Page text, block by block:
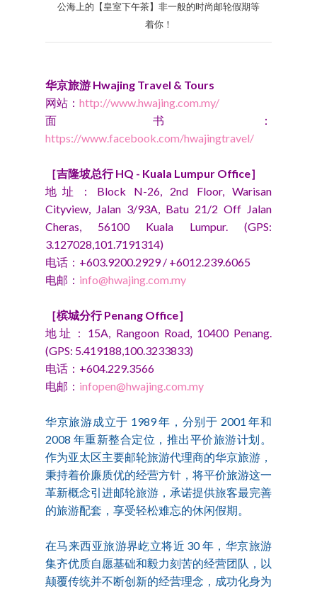
公海上的【皇室下午茶】非一般的时尚邮轮假期等
着你！
华京旅游 Hwajing Travel & Tours
网站： http://www.hwajing.com.my/
面书：
https://www.facebook.com/hwajingtravel/
［吉隆坡总行 HQ - Kuala Lumpur Office］
地址：Block N-26, 2nd Floor, Warisan
Cityview, Jalan 3/93A, Batu 21/2 Off Jalan
Cheras, 56100 Kuala Lumpur. (GPS:
3.127028,101.7191314)
电话：+603.9200.2929 / +6012.239.6065
电邮： info@hwajing.com.my
［槟城分行 Penang Office］
地址：15A, Rangoon Road, 10400 Penang.
(GPS: 5.419188,100.3233833)
电话：+604.229.3566
电邮： infopen@hwajing.com.my
华京旅游成立于 1989 年，分别于 2001 年和
2008 年重新整合定位，推出平价旅游计划。
作为亚太区主要邮轮旅游代理商的华京旅游，
秉持着价廉质优的经营方针，将平价旅游这一
革新概念引进邮轮旅游，承诺提供旅客最完善
的旅游配套，享受轻松难忘的休闲假期。
在马来西亚旅游界屹立将近 30 年，华京旅游
集齐优质自愿基础和毅力刻苦的经营团队，以
颠覆传统并不断创新的经营理念，成功化身为